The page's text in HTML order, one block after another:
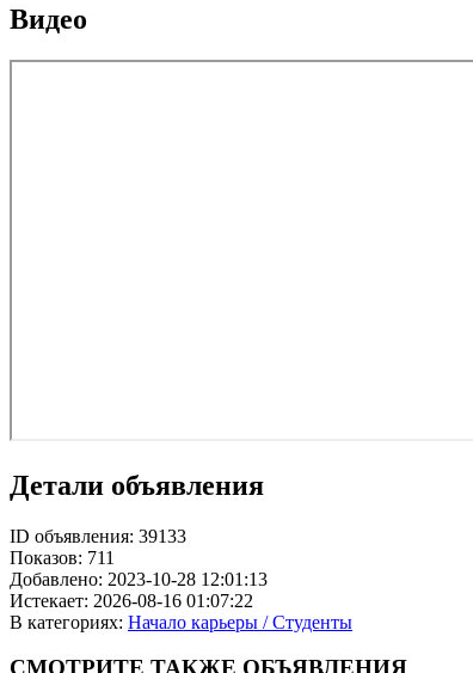
Видео
Детали объявления
ID объявления: 39133
Показов: 711
Добавлено: 2023-10-28 12:01:13
Истекает: 2026-08-16 01:07:22
В категориях: Начало карьеры / Студенты